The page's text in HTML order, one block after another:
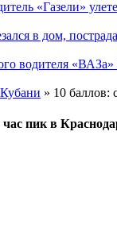
«Газели»
в дом,
водителя «ВАЗа»
» 10 баллов:
пик в